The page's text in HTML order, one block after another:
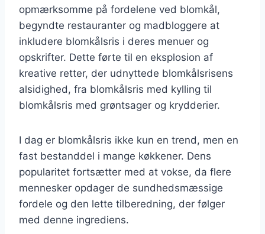
opmærksomme på fordelene ved blomkål,
begyndte restauranter og madbloggere at
inkludere blomkålsris i deres menuer og
opskrifter. Dette førte til en eksplosion af
kreative retter, der udnyttede blomkålsrisens
alsidighed, fra blomkålsris med kylling til
blomkålsris med grøntsager og krydderier.
I dag er blomkålsris ikke kun en trend, men en
fast bestanddel i mange køkkener. Dens
popularitet fortsætter med at vokse, da flere
mennesker opdager de sundhedsmæssige
fordele og den lette tilberedning, der følger
med denne ingrediens.